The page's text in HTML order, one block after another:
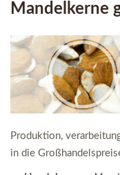
Mandelkerne
Produktion,
in die